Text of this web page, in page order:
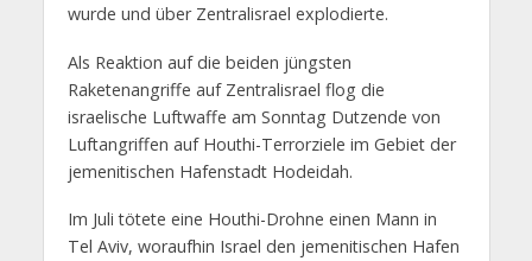
wurde und über Zentralisrael explodierte.
Als Reaktion auf die beiden jüngsten
Raketenangriffe auf Zentralisrael flog die
israelische Luftwaffe am Sonntag Dutzende von
Luftangriffen auf Houthi-Terrorziele im Gebiet der
jemenitischen Hafenstadt Hodeidah.
Im Juli tötete eine Houthi-Drohne einen Mann in
Tel Aviv, woraufhin Israel den jemenitischen Hafen